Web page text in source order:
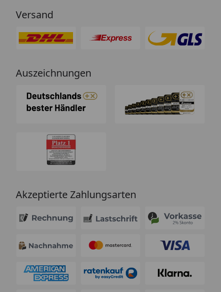
Versand
Auszeichnungen
Akzeptierte Zahlungsarten